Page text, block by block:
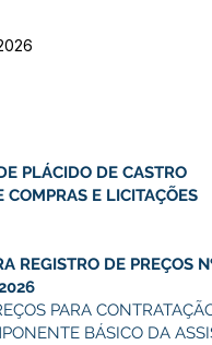
PLÁCIDO DE CASTRO
E LICITAÇÕES
REGISTRO DE PREÇOS
PARA
BÁSICO DA